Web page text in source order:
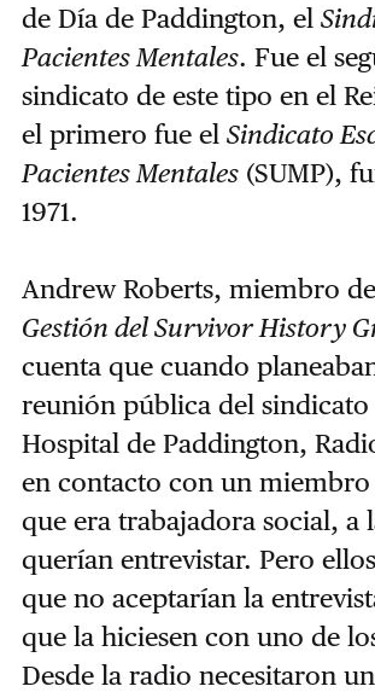
de Día de Paddington, el
Pacientes Mentales. Fue el
sindicato de este tipo en el
el primero fue el Sindicato
Pacientes Mentales(SUMP),
1971.
Andrew Roberts, miembro
Gestión del Survivor History
cuenta que cuando
reunión pública del sindicato
Hospital de Paddington,
en contacto con un
que era trabajadora social, a
querían entrevistar. Pero
que no aceptarían la
que la hiciesen con uno de
Desde la radio necesitaron